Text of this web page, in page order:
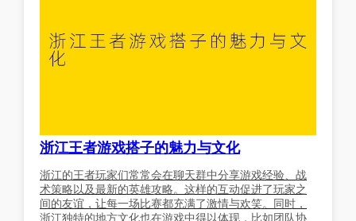
浙江王者游戏搭子的魅力与文化
浙江的王者玩家们常常会在聊天群中分享游戏经验、战
术策略以及最新的英雄攻略。这样的互动促进了玩家之
间的友谊，让每一场比赛都充满了激情与欢笑。同时，
浙江独特的地方文化也在游戏中得以体现，比如团队协